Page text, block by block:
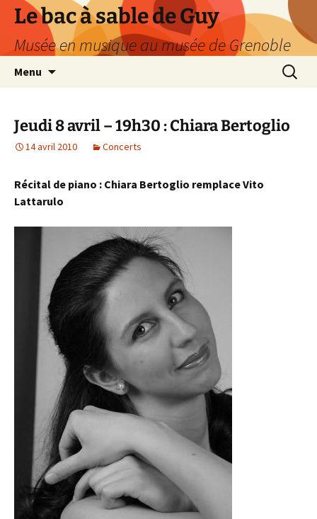
Le bac à sable de Guy
Musée en musique au musée de Grenoble
Menu
Jeudi 8 avril – 19h30 : Chiara Bertoglio
14 avril 2010 Concerts
Récital de piano : Chiara Bertoglio remplace Vito
Lattarulo